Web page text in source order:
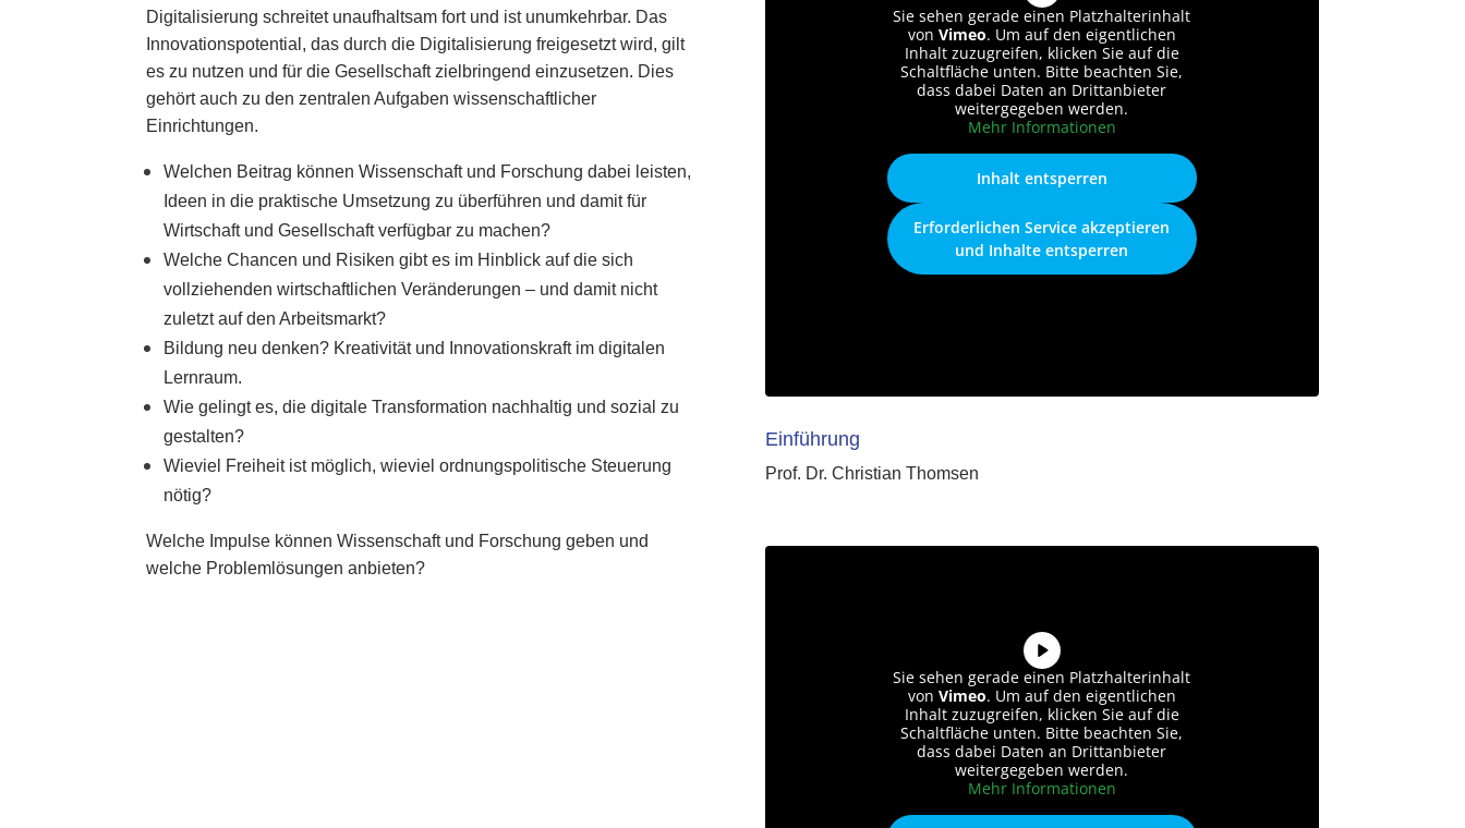
Digitalisierung schreitet unaufhaltsam fort und ist unumkehrbar. Das
Innovationspotential, das durch die Digitalisierung freigesetzt wird, gilt
es zu nutzen und für die Gesellschaft zielbringend einzusetzen. Dies
gehört auch zu den zentralen Aufgaben wissenschaftlicher
Einrichtungen.
Welchen Beitrag können Wissenschaft und Forschung dabei leisten,
Ideen in die praktische Umsetzung zu überführen und damit für
Wirtschaft und Gesellschaft verfügbar zu machen?
Welche Chancen und Risiken gibt es im Hinblick auf die sich
vollziehenden wirtschaftlichen Veränderungen – und damit nicht
zuletzt auf den Arbeitsmarkt?
Bildung neu denken? Kreativität und Innovationskraft im digitalen
Lernraum.
Wie gelingt es, die digitale Transformation nachhaltig und sozial zu
gestalten?
Wieviel Freiheit ist möglich, wieviel ordnungspolitische Steuerung
nötig?
Welche Impulse können Wissenschaft und Forschung geben und
welche Problemlösungen anbieten?
Sie sehen gerade einen Platzhalterinhalt
von Vimeo. Um auf den eigentlichen
Inhalt zuzugreifen, klicken Sie auf die
Schaltfläche unten. Bitte beachten Sie,
dass dabei Daten an Drittanbieter
weitergegeben werden.
Mehr Informationen
Inhalt entsperren
Erforderlichen Service akzeptieren
und Inhalte entsperren
Einführung
Prof. Dr. Christian Thomsen
Sie sehen gerade einen Platzhalterinhalt
von Vimeo. Um auf den eigentlichen
Inhalt zuzugreifen, klicken Sie auf die
Schaltfläche unten. Bitte beachten Sie,
dass dabei Daten an Drittanbieter
weitergegeben werden.
Mehr Informationen